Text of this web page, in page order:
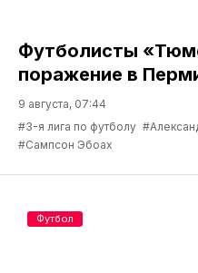
Футболисты
поражение в
9 августа, 07:44
#3-я лига по футболу
#Сампсон Эбоах
Футбол